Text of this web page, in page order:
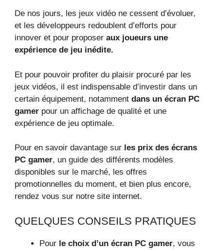
De nos jours, les jeux vidéo ne cessent d’évoluer,
et les développeurs redoublent d’efforts pour
innover et pour proposer aux joueurs une
expérience de jeu inédite.
Et pour pouvoir profiter du plaisir procuré par les
jeux vidéos, il est indispensable d’investir dans un
certain équipement, notamment dans un écran PC
gamer pour un affichage de qualité et une
expérience de jeu optimale.
Pour en savoir davantage sur les prix des écrans
PC gamer, un guide des différents modèles
disponibles sur le marché, les offres
promotionnelles du moment, et bien plus encore,
rendez vous sur notre site internet.
QUELQUES CONSEILS PRATIQUES
Pour le choix d’un écran PC gamer, vous